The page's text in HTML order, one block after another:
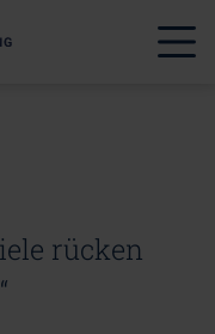
rücken